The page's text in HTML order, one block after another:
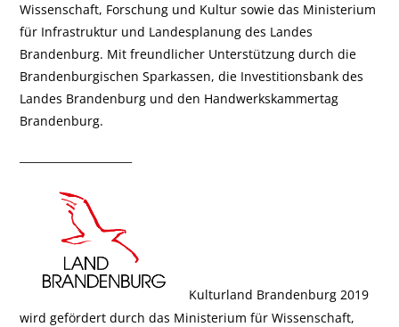
Wissenschaft, Forschung und Kultur sowie das Ministerium
für Infrastruktur und Landesplanung des Landes
Brandenburg. Mit freundlicher Unterstützung durch die
Brandenburgischen Sparkassen, die Investitionsbank des
Landes Brandenburg und den Handwerkskammertag
Brandenburg.
Kulturland Brandenburg 2019
wird gefördert durch das Ministerium für Wissenschaft,